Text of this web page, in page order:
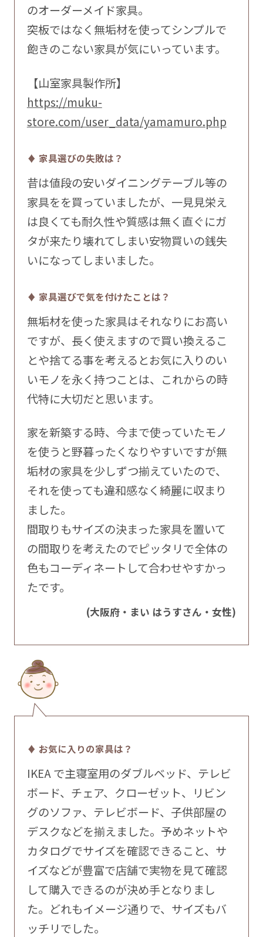
のオーダーメイド家具。
突板ではなく無垢材を使ってシンプルで
飽きのこない家具が気にいっています。
【山室家具製作所】
https://muku-
store.com/user_data/yamamuro.php
♦ 家具選びの失敗は？
昔は値段の安いダイニングテーブル等の
家具をを買っていましたが、一見見栄え
は良くても耐久性や質感は無く直ぐにガ
タが来たり壊れてしまい安物買いの銭失
いになってしまいました。
♦ 家具選びで気を付けたことは？
無垢材を使った家具はそれなりにお高い
ですが、長く使えますので買い換えるこ
とや捨てる事を考えるとお気に入りのい
いモノを永く持つことは、これからの時
代特に大切だと思います。
家を新築する時、今まで使っていたモノ
を使うと野暮ったくなりやすいですが無
垢材の家具を少しずつ揃えていたので、
それを使っても違和感なく綺麗に収まり
ました。
間取りもサイズの決まった家具を置いて
の間取りを考えたのでピッタリで全体の
色もコーディネートして合わせやすかっ
たです。
(大阪府・まい はうすさん・女性)
♦ お気に入りの家具は？
IKEA で主寝室用のダブルベッド、テレビ
ボード、チェア、クローゼット、リビン
グのソファ、テレビボード、子供部屋の
デスクなどを揃えました。予めネットや
カタログでサイズを確認できること、サ
イズなどが豊富で店舗で実物を見て確認
して購入できるのが決め手となりまし
た。どれもイメージ通りで、サイズもバ
ッチリでした。